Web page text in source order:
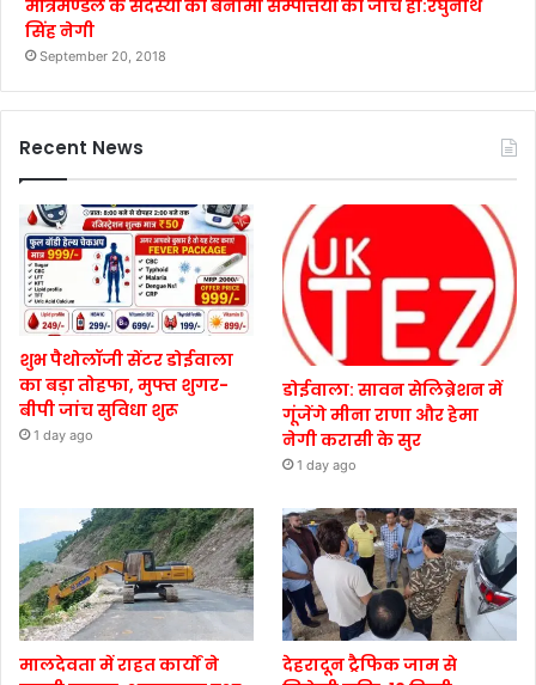
मंत्रिमण्डल के सदस्यों की बैनामी सम्पत्तियों की जाँच हो:रघुनाथ
सिंह नेगी
September 20, 2018
Recent News
शुभ पैथोलॉजी सेंटर डोईवाला
का बड़ा तोहफा, मुफ्त शुगर-
बीपी जांच सुविधा शुरू
1 day ago
डोईवाला: सावन सेलिब्रेशन में
गूंजेंगे मीना राणा और हेमा
नेगी करासी के सुर
1 day ago
मालदेवता में राहत कार्यों ने
देहरादून ट्रैफिक जाम से